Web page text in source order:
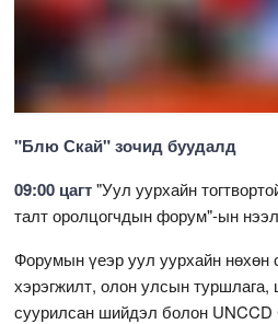
"Блю Скай" зочид буудалд
09:00 цагт"Уул уурхайн
талт оролцогчдын форум"-ын
Форумын үеэр уул уурхайн нөхөн
хэрэгжилт, олон улсын
суурилсан шийдэл болон UNCCD